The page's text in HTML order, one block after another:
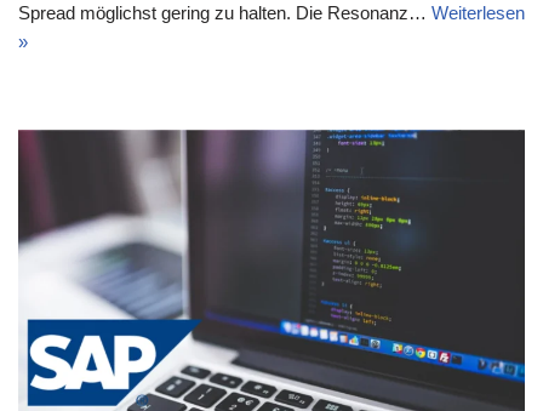
Spread möglichst gering zu halten. Die Resonanz… Weiterlesen
»